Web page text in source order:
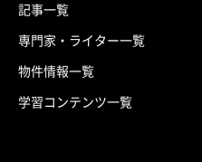
記事一覧
専門家・ライター一覧
物件情報一覧
学習コンテンツ一覧